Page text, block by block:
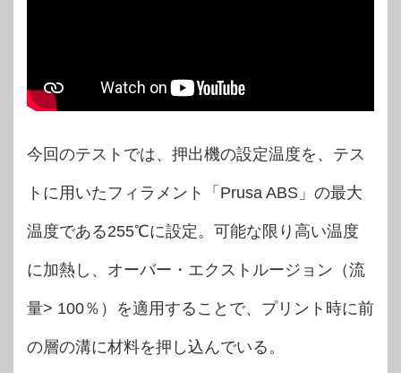
今回のテストでは、押出機の設定温度を、テス
トに用いたフィラメント「Prusa ABS」の最大
温度である255℃に設定。可能な限り高い温度
に加熱し、オーバー・エクストルージョン（流
量> 100％）を適用することで、プリント時に前
の層の溝に材料を押し込んでいる。